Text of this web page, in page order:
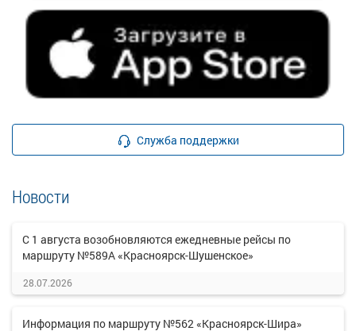
Служба поддержки
Новости
С 1 августа возобновляются ежедневные рейсы по
маршруту №589А «Красноярск-Шушенское»
28.07.2026
Информация по маршруту №562 «Красноярск-Шира»